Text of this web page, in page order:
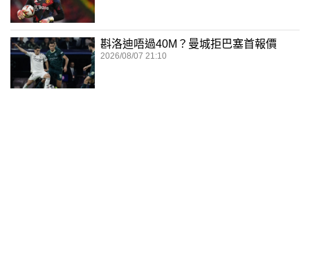
斟洛迪唔過40M？曼城拒巴塞首報價
2026/08/07 21:10